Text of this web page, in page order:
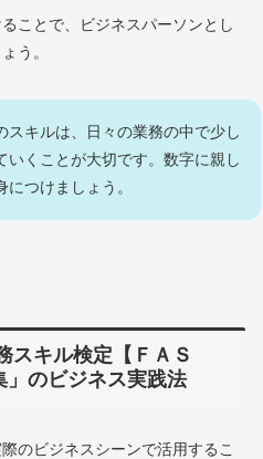
ことで、ビジネスパーソンとし
う。
スキルは、日々の業務の中で少し
いくことが大切です。数字に親し
につけましょう。
スキル検定【ＦＡＳ
」のビジネス実践法
のビジネスシーンで活用するこ